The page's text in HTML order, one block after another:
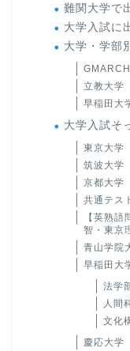
難関大学で
大学入試に
大学・学部
立教大学
早稲田大
大学入試そ
東京大学
筑波大学
京都大学
共通テス
【英熟
智・東京
青山学院
早稲田大
法学
人間
文化
慶応大学